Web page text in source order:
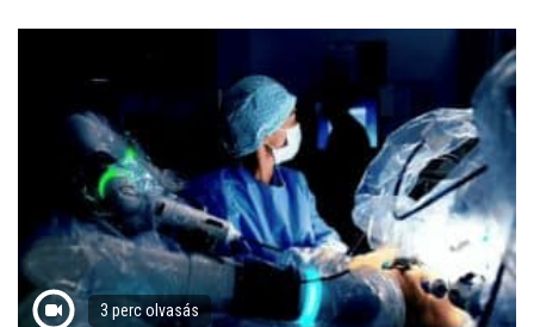
3 perc olvasás